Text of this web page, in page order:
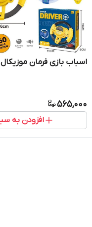
اسباب بازی فرمان موزیکال
565,000
افزودن به